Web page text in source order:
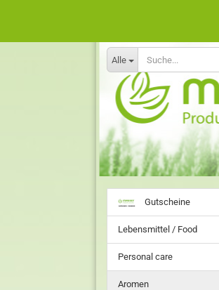
Alle
Gutscheine
Lebensmittel / Food
Personal care
Aromen